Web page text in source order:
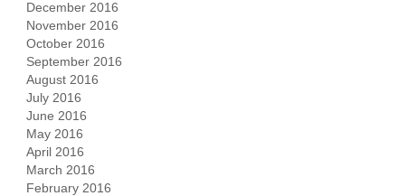
December 2016
November 2016
October 2016
September 2016
August 2016
July 2016
June 2016
May 2016
April 2016
March 2016
February 2016